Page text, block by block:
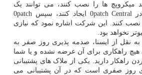
میکروپچ ها را نصب کنند، می توانند یک
حساب کاربری مجانی در 0patch Central ایجاد کنند، سپس 0patch
Agent را از 0patch.com نصب کنند. این شرکت اشاره نمود که نیازی
نخواهد بود.
نقل از ایسنا، صدمه پذیری روز صفر به
هیچ راهکاری برای آن عرضه نشده و یا شما
راهکار دارید. یکی از ملاک های پشتیبانی
روز صفری است که در آن پشتیبانی می